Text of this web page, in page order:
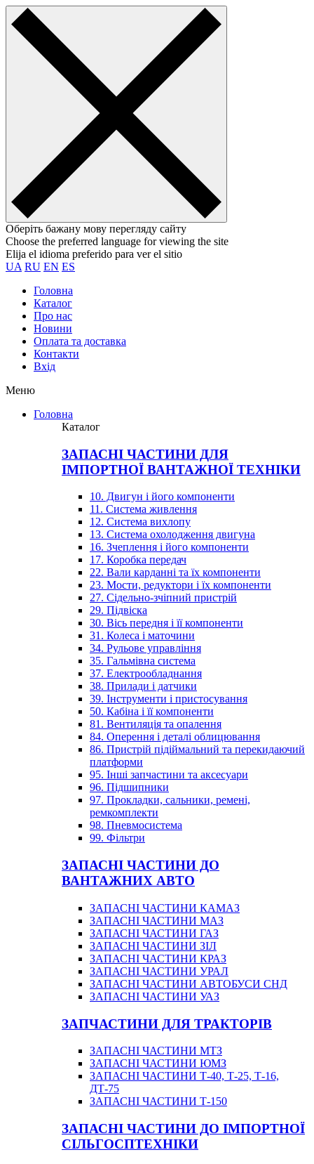
Оберіть бажану мову перегляду сайту
Choose the preferred language for viewing the site
Elija el idioma preferido para ver el sitio
UA RU EN ES
Головна
Каталог
Про нас
Новини
Оплата та доставка
Контакти
Вхiд
Меню
Головна
Каталог
ЗАПАСНІ ЧАСТИНИ ДЛЯ
ІМПОРТНОЇ ВАНТАЖНОЇ ТЕХНІКИ
10. Двигун і його компоненти
11. Система живлення
12. Система вихлопу
13. Система охолодження двигуна
16. Зчеплення і його компоненти
17. Коробка передач
22. Вали карданні та їх компоненти
23. Мости, редуктори і їх компоненти
27. Сідельно-зчіпний пристрій
29. Підвіска
30. Вісь передня і її компоненти
31. Колеса і маточини
34. Рульове управління
35. Гальмівна система
37. Електрообладнання
38. Прилади і датчики
39. Інструменти і пристосування
50. Кабіна і її компоненти
81. Вентиляція та опалення
84. Оперення і деталі облицювання
86. Пристрій підіймальний та перекидаючий
платформи
95. Інші запчастини та аксесуари
96. Підшипники
97. Прокладки, сальники, ремені,
ремкомплекти
98. Пневмосистема
99. Фільтри
ЗАПАСНІ ЧАСТИНИ ДО
ВАНТАЖНИХ АВТО
ЗАПАСНІ ЧАСТИНИ КАМАЗ
ЗАПАСНІ ЧАСТИНИ МАЗ
ЗАПАСНІ ЧАСТИНИ ГАЗ
ЗАПАСНІ ЧАСТИНИ ЗІЛ
ЗАПАСНІ ЧАСТИНИ КРАЗ
ЗАПАСНІ ЧАСТИНИ УРАЛ
ЗАПАСНІ ЧАСТИНИ АВТОБУСИ СНД
ЗАПАСНІ ЧАСТИНИ УАЗ
ЗАПЧАСТИНИ ДЛЯ ТРАКТОРІВ
ЗАПАСНІ ЧАСТИНИ МТЗ
ЗАПАСНІ ЧАСТИНИ ЮМЗ
ЗАПАСНІ ЧАСТИНИ Т-40, Т-25, Т-16,
ДТ-75
ЗАПАСНІ ЧАСТИНИ Т-150
ЗАПАСНІ ЧАСТИНИ ДО ІМПОРТНОЇ
СІЛЬГОСПТЕХНІКИ